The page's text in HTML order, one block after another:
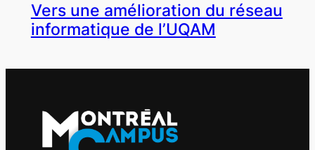
Vers une amélioration du réseau
informatique de l’UQAM